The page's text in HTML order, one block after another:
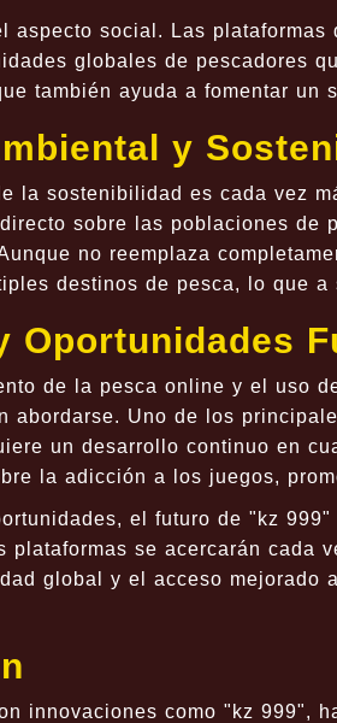
aspecto social. Las
globales de pescadores
también ayuda a fomentar un
y
la sostenibilidad es cada vez
sobre las poblaciones de
no reemplaza
destinos de pesca, lo que
Oportunidades
de la pesca online y el uso
abordarse. Uno de los
un desarrollo continuo en
la adicción a los juegos,
el futuro de "kz
plataformas se acercarán cada
global y el acceso mejorado
innovaciones como "kz 999",